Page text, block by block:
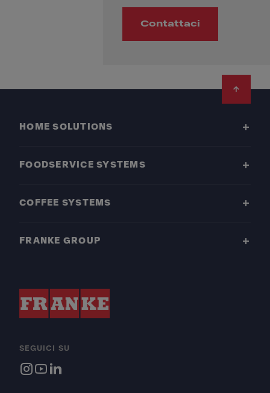
Contattaci
HOME SOLUTIONS
FOODSERVICE SYSTEMS
COFFEE SYSTEMS
FRANKE GROUP
SEGUICI SU